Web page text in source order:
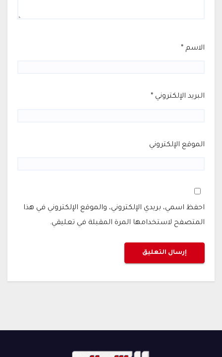
الاسم *
البريد الإلكتروني *
الموقع الإلكتروني
احفظ اسمي، بريدي الإلكتروني، والموقع الإلكتروني في هذا
المتصفح لاستخدامها المرة المقبلة في تعليقي.